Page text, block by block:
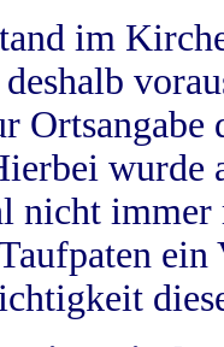
im
wurde
nicht